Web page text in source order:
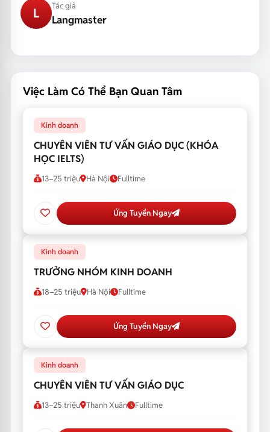
L Tác giả
Langmaster
Việc Làm Có Thể Bạn Quan Tâm
Kinh doanh
CHUYÊN VIÊN TƯ VẤN GIÁO DỤC (KHÓA
HỌC IELTS)
13–25 triệu Hà Nội Fulltime
Ứng Tuyển Ngay
Kinh doanh
TRƯỞNG NHÓM KINH DOANH
18–25 triệu Hà Nội Fulltime
Ứng Tuyển Ngay
Kinh doanh
CHUYÊN VIÊN TƯ VẤN GIÁO DỤC
13–25 triệu Thanh Xuân Fulltime